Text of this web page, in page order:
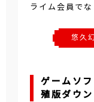
ライム会員でな
悠久
ゲームソ
殖版ダウ